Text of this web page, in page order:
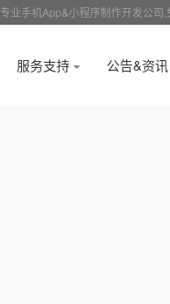
专业手机App&小程序制作开发公司
服务支持 公告&资讯